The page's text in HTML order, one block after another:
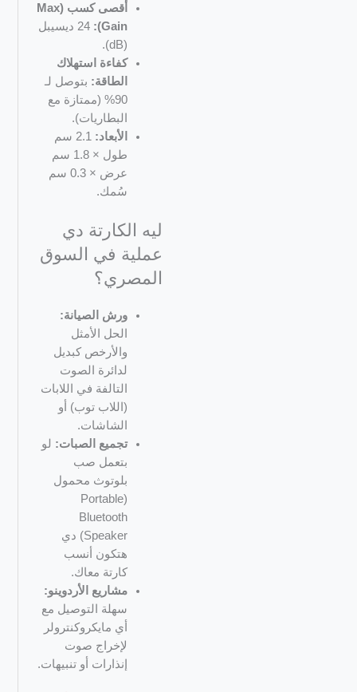
أقصى كسب (Max
Gain):
24 ديسيبل
(dB).
كفاءة استهلاك
الطاقة: بتوصل لـ
90% (ممتازة مع
البطاريات).
الأبعاد:
2.1 سم
طول × 1.8 سم
عرض × 0.3 سم
سُمك.
ليه الكارتة دي
عملية في السوق
المصري؟
ورش الصيانة:
الحل الأمثل
والأرخص كبديل
لدائرة الصوت
التالفة في اللابات
(اللاب توب) أو
الشاشات.
تجميع الصبات: لو
بتعمل صب
بلوتوث محمول
(Portable
Bluetooth
Speaker) دي
هتكون أنسب
كارتة معاك.
مشاريع الأردوينو:
سهلة التوصيل مع
أي مايكروكنترولر
لإخراج صوت
إنذارات أو تنبيهات.